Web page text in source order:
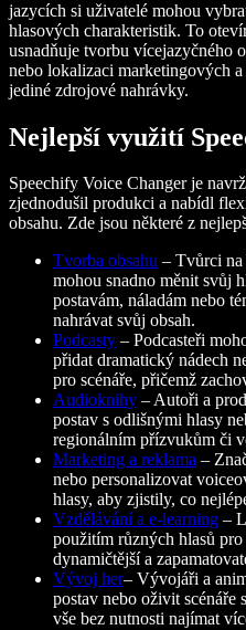
jazycích si uživatelé mohou
hlasových charakteristik. To
usnadňuje tvorbu vícejazyčného
nebo lokalizaci marketingových
jediné zdrojové nahrávky.
Nejlepší využití
Speechify Voice Changer je
zjednodušil produkci a nabídl
obsahu. Zde jsou některé z
Tvorba obsahu – Tvůrci na
mohou snadno měnit svůj
postavám, náladám nebo
nahrávat svůj obsah.
Podcasty – Podcasteři
přidat dramatický nádech
pro scénáře, přičemž
Audioknihy – Autoři a
postav s odlišnými hlasy
regionálním přízvukům či
Marketing a reklama –
nebo personalizovat
hlasy, aby zjistily, co
Vzdělávání a e-learning –
použitím různých hlasů
dynamičtější a
Vývoj her– Vývojáři a
postav nebo oživit
vše bez nutnosti najímat